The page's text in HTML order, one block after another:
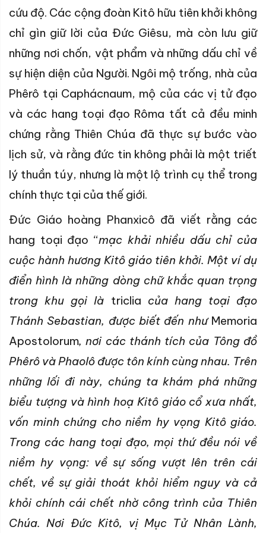
cứu độ. Các cộng đoàn Kitô hữu tiên khởi không
chỉ gìn giữ lời của Đức Giêsu, mà còn lưu giữ
những nơi chốn, vật phẩm và những dấu chỉ về
sự hiện diện của Người. Ngôi mộ trống, nhà của
Phêrô tại Caphácnaum, mộ của các vị tử đạo
và các hang toại đạo Rôma tất cả đều minh
chứng rằng Thiên Chúa đã thực sự bước vào
lịch sử, và rằng đức tin không phải là một triết
lý thuần túy, nhưng là một lộ trình cụ thể trong
chính thực tại của thế giới.
Đức Giáo hoàng Phanxicô đã viết rằng các
hang toại đạo “mạc khải nhiều dấu chỉ của
cuộc hành hương Kitô giáo tiên khởi. Một ví dụ
điển hình là những dòng chữ khắc quan trọng
trong khu gọi là triclia của hang toại đạo
Thánh Sebastian, được biết đến như Memoria
Apostolorum, nơi các thánh tích của Tông đồ
Phêrô và Phaolô được tôn kính cùng nhau. Trên
những lối đi này, chúng ta khám phá những
biểu tượng và hình hoạ Kitô giáo cổ xưa nhất,
vốn minh chứng cho niềm hy vọng Kitô giáo.
Trong các hang toại đạo, mọi thứ đều nói về
niềm hy vọng: về sự sống vượt lên trên cái
chết, về sự giải thoát khỏi hiểm nguy và cả
khỏi chính cái chết nhờ công trình của Thiên
Chúa. Nơi Đức Kitô, vị Mục Tử Nhân Lành,